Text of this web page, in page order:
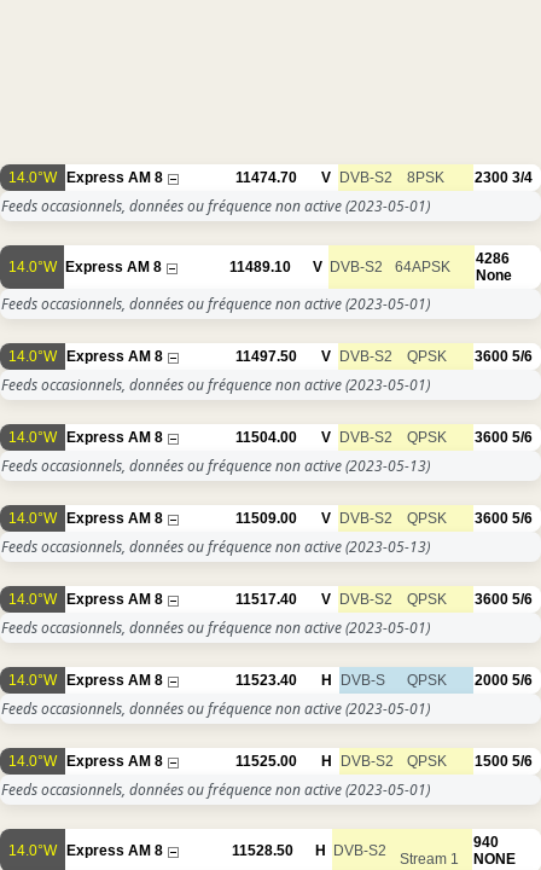
14.0°W Express AM 8 11474.70 V DVB-S2 8PSK 2300 3/4
Feeds occasionnels, données ou fréquence non active(2023-05-01)
14.0°W Express AM 8 11489.10 V DVB-S2 64APSK
4286
None
Feeds occasionnels, données ou fréquence non active(2023-05-01)
14.0°W Express AM 8 11497.50 V DVB-S2 QPSK 3600 5/6
Feeds occasionnels, données ou fréquence non active(2023-05-01)
14.0°W Express AM 8 11504.00 V DVB-S2 QPSK 3600 5/6
Feeds occasionnels, données ou fréquence non active(2023-05-13)
14.0°W Express AM 8 11509.00 V DVB-S2 QPSK 3600 5/6
Feeds occasionnels, données ou fréquence non active(2023-05-13)
14.0°W Express AM 8 11517.40 V DVB-S2 QPSK 3600 5/6
Feeds occasionnels, données ou fréquence non active(2023-05-01)
14.0°W Express AM 8 11523.40 H DVB-S QPSK 2000 5/6
Feeds occasionnels, données ou fréquence non active(2023-05-01)
14.0°W Express AM 8 11525.00 H DVB-S2 QPSK 1500 5/6
Feeds occasionnels, données ou fréquence non active(2023-05-01)
14.0°W Express AM 8 11528.50 H DVB-S2 Stream 1
940
NONE